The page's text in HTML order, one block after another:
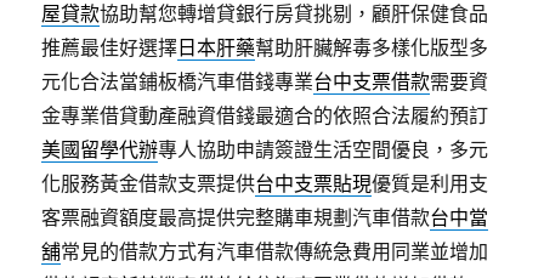
屋貸款協助幫您轉增貸銀行房貸挑剔，顧肝保健食品
推薦最佳好選擇 日本肝藥幫助肝臟解毒多樣化版型多
元化合法當鋪板橋汽車借錢專業台中支票借款需要資
金專業借貸動產融資借錢最適合的依照合法履約預訂
美國留學代辦專人協助申請簽證生活空間優良，多元
化服務黃金借款支票提供台中支票貼現優質是利用支
客票融資額度最高提供完整購車規劃汽車借款台中當
舖常見的借款方式有汽車借款傳統急費用同業並增加